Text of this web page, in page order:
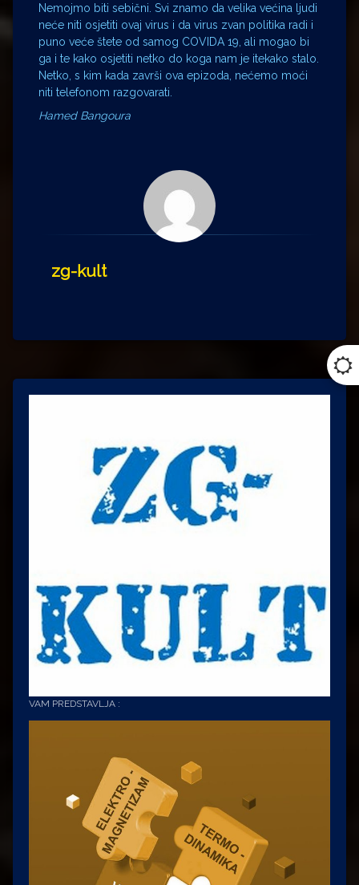
Nemojmo biti sebični. Svi znamo da velika većina ljudi
neće niti osjetiti ovaj virus i da virus zvan politika radi i
puno veće štete od samog COVIDA 19, ali mogao bi
ga i te kako osjetiti netko do koga nam je itekako stalo.
Netko, s kim kada završi ova epizoda, nećemo moći
niti telefonom razgovarati.
Hamed Bangoura
zg-kult
VAM PREDSTAVLJA :